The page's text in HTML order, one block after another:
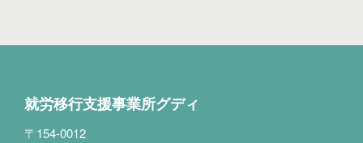
就労移行支援事業所グディ
〒154-0012